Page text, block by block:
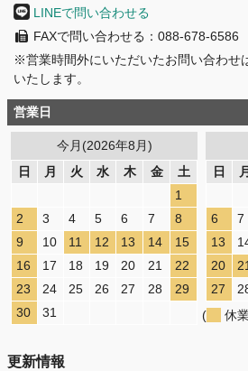
LINEで問い合わせる
FAXで問い合わせる：088-678-6586
※営業時間外にいただいたお問い合わせ
いたします。
営業日
今月(2026年8月)
日
月 火 水 木 金
土
1
2
3 4 5 6 7
8
9
10 11 12 13 14
15
16
17 18 19 20 21
22
23
24 25 26 27 28
29
30
31
日
月
6
7
13
20
27
(
休
更新情報